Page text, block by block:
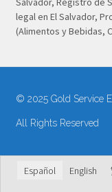
legal en El Salvador,
(Alimentos y Bebidas,
© 2025 Gold Service
All Rights Reserved
Español English